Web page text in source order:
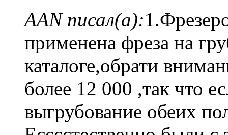
AAN писал(а):
применена фреза на
каталоге,обрати
более 12 000 ,так что
выгрубование обеих